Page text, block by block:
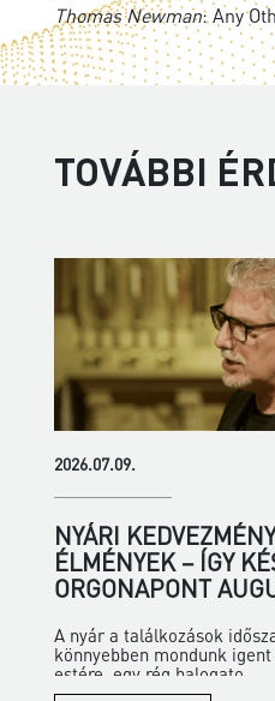
Thomas Newman: Any
TOVÁBBI
2026.07.09.
NYÁRI
ÉLMÉNYEK – ÍGY
ORGONAPONT
A nyár a találkozások
könnyebben mondunk
estére, egy rég halogato...